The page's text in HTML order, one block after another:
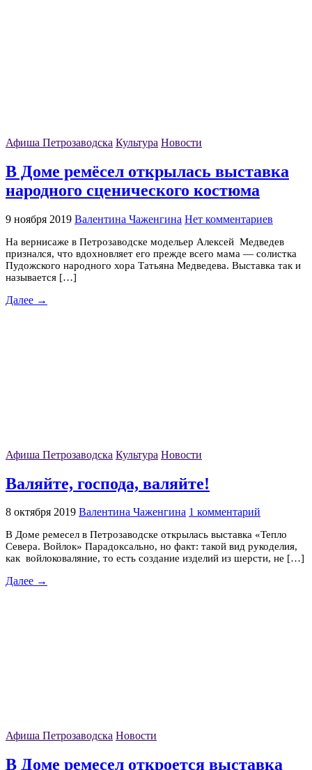
Афиша Петрозаводска Культура Новости
В Доме ремёсел открылась выставка
народного сценического костюма
9 ноября 2019 Валентина Чаженгина Нет комментариев
На вернисаже в Петрозаводске модельер Алексей Медведев
признался, что вдохновляет его прежде всего мама — солистка
Пудожского народного хора Татьяна Медведева. Выставка так и
называется […]
Далее →
Афиша Петрозаводска Культура Новости
Валяйте, господа, валяйте!
8 октября 2019 Валентина Чаженгина 1 комментарий
В Доме ремесел в Петрозаводске открылась выставка «Тепло
Севера. Войлок» Парадоксально, но факт: такой вид рукоделия,
как войлоковаляние, то есть создание изделий из шерсти, не […]
Далее →
Афиша Петрозаводска Новости
В Доме ремесел откроется выставка